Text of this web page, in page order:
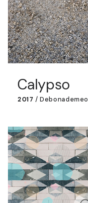
Calypso
2017 / Debonademeo